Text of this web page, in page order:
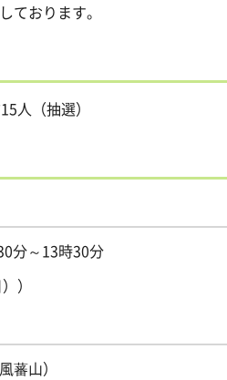
ております。
人（抽選）
分～13時30分
）
蕃山）